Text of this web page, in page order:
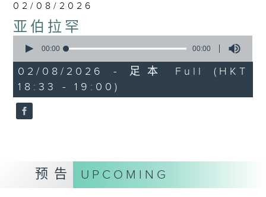
02/08/2026
亚伯拉罕
seconds
0
seconds
00:00 00:00
02/08/2026 - 足本 Full (HKT
18:33 - 19:00)
预告 UPCOMING